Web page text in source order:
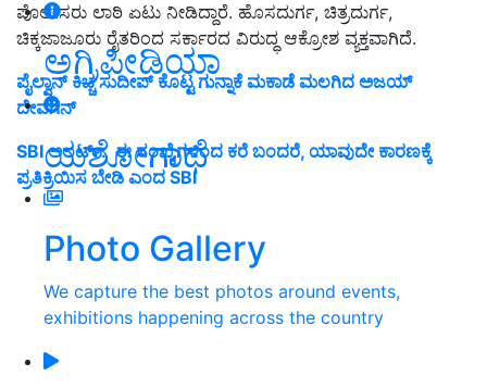
ಅಗ್ರಿಪೀಡಿಯಾ
ಯಶೋಗಾಥೆ
Photo Gallery
We capture the best photos around events,
exhibitions happening across the country
ಪೊಲೀಸರು ಲಾಠಿ ಏಟು ನೀಡಿದ್ದಾರೆ. ಹೊಸದುರ್ಗ, ಚಿತ್ರದುರ್ಗ,
ಚಿಕ್ಕಜಾಜೂರು ರೈತರಿಂದ ಸರ್ಕಾರದ ವಿರುದ್ಧ ಆಕ್ರೋಶ ವ್ಯಕ್ತವಾಗಿದೆ.
ಪೈಲ್ವಾನ್ ಕಿಚ್ಚ ಸುದೀಪ್ ಕೊಟ್ಟ ಗುನ್ನಾಕೆ ಮಕಾಡೆ ಮಲಗಿದ ಅಜಯ್
ದೇವಗನ್
SBI ಅಲರ್ಟ್‌: ಈ ಸಂಖ್ಯೆಗಳಿಂದ ಕರೆ ಬಂದರೆ, ಯಾವುದೇ ಕಾರಣಕ್ಕೆ
ಪ್ರತಿಕ್ರಿಯಿಸ ಬೇಡಿ ಎಂದ SBI